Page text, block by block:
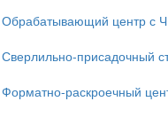
Обрабатывающий центр с
Сверлильно-присадочный
Форматно-раскроечный